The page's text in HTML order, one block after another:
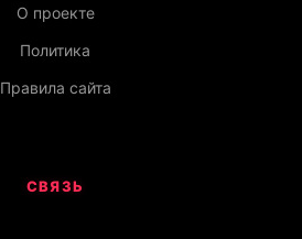
О проекте
Политика
Правила сайта
СВЯЗЬ